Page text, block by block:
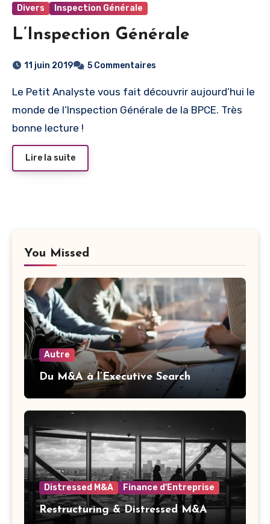
Divers Inspection Générale
L’Inspection Générale
11 juin 2019 5 Commentaires
Le Petit Analyste vous fait découvrir aujourd’hui le
monde de l’Inspection Générale de la BPCE. Très
bonne lecture !
Lire la suite
You Missed
Autre
Du M&A à l’Executive Search
Distressed M&A Finance d'Entreprise
Restructuring & Distressed M&A